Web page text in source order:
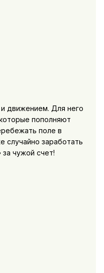
движением. Для него
пополняют
поле в
случайно заработать
чужой счет!